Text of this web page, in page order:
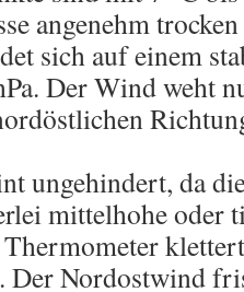
angenehm
sich auf einem
Der Wind weht
ungehindert, da
mittelhohe oder
Der Nordostwind